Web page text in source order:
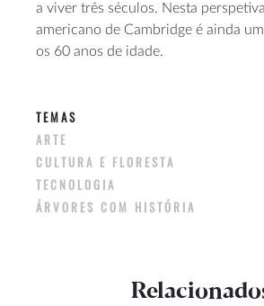
a viver três séculos. Nesta
americano de Cambridge é ainda
os 60 anos de idade.
TEMAS
ARTE
CULTURA E FLORESTA
TECNOLOGIA
ÁRVORES COM HISTÓRIA